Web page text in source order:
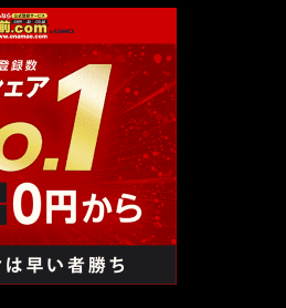
手法です。1. 多角的な